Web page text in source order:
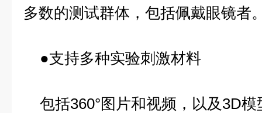
多数的测试群体，包括佩戴眼镜者
●支持多种实验刺激材料
包括360°图片和视频，以及3D模